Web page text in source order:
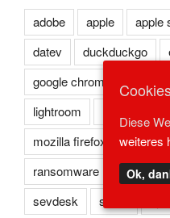
adobe apple apple
datev
duckduckgo
google chrome
lightroom
mozilla firefox
norton
ransomware
reader
sevdesk
spark
Diese
weiteres
Ok,